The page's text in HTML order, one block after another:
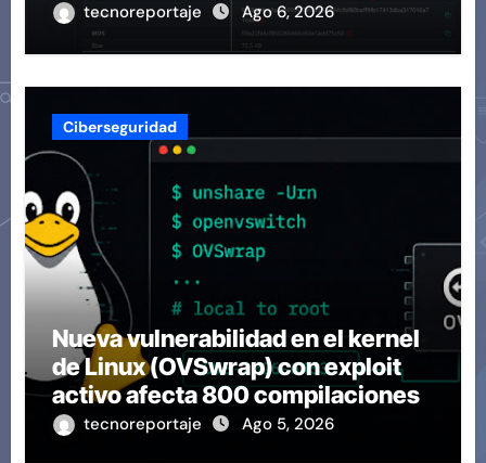
tecnoreportaje Ago 6, 2026
Ciberseguridad
Nueva vulnerabilidad en el kernel
de Linux (OVSwrap) con exploit
activo afecta 800 compilaciones
tecnoreportaje Ago 5, 2026